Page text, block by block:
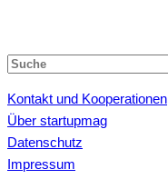
Kontakt und Kooperationen
Über startupmag
Datenschutz
Impressum